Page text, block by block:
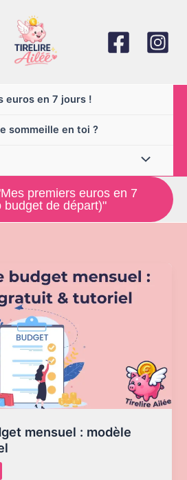
euros en 7 jours !
sommeille en toi ?
premiers euros en 7
budget de départ)"
mensuel : modèle